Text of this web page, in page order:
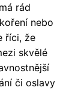
rád
nebo
říci, že
skvělé
či oslavy